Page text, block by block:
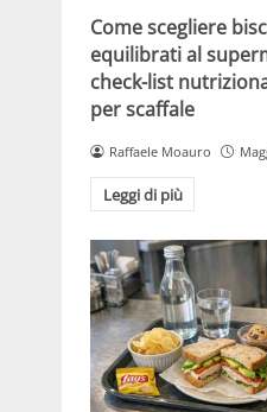
Come scegliere
equilibrati al
check-list
per scaffale
Raffaele Moauro
Leggi di più